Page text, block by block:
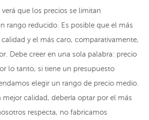
que los precios se limitan
rango reducido. Es posible que el más
y el más caro, comparativamente,
Debe creer en una sola palabra: precio
lo tanto, si tiene un presupuesto
elegir un rango de precio medio.
mejor calidad, debería optar por el más
respecta, no fabricamos